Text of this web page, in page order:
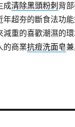
成清除黑頭粉刺 背
年超夯的斷食法功
減重的喜歡潮濕的
的商業抗痘洗面皂